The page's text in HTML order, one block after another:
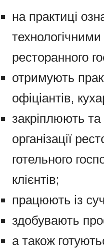
на практиці
ресторанного
отримують
офіціантів,
закріплюють
організації
готельного
клієнтів;
працюють із
здобувають
а також